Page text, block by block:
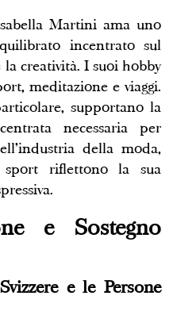
Martini ama uno
incentrato sul
creatività. I suoi hobby
meditazione e viaggi.
supportano la
necessaria per
della moda,
riflettono la sua
e Sostegno
e le Persone